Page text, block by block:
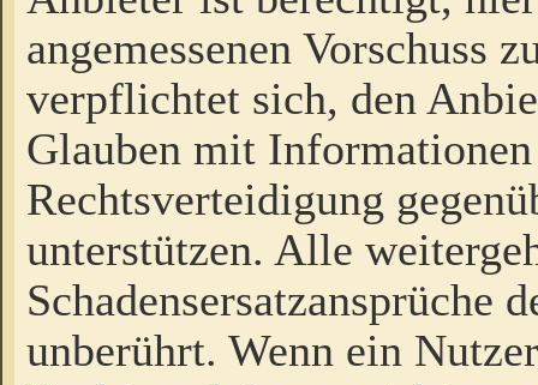
angemessenen Vorschuss
verpflichtet sich, den
Glauben mit
Rechtsverteidigung
unterstützen. Alle
Schadensersatzansprüche
unberührt. Wenn ein